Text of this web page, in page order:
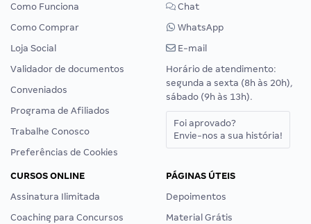
Como Funciona
Como Comprar
Loja Social
Validador de documentos
Conveniados
Programa de Afiliados
Trabalhe Conosco
Preferências de Cookies
Chat
WhatsApp
E-mail
Horário de atendimento:
segunda a sexta (8h às 20h),
sábado (9h às 13h).
Foi aprovado?
Envie-nos a sua história!
CURSOS ONLINE
Assinatura Ilimitada
Coaching para Concursos
PÁGINAS ÚTEIS
Depoimentos
Material Grátis